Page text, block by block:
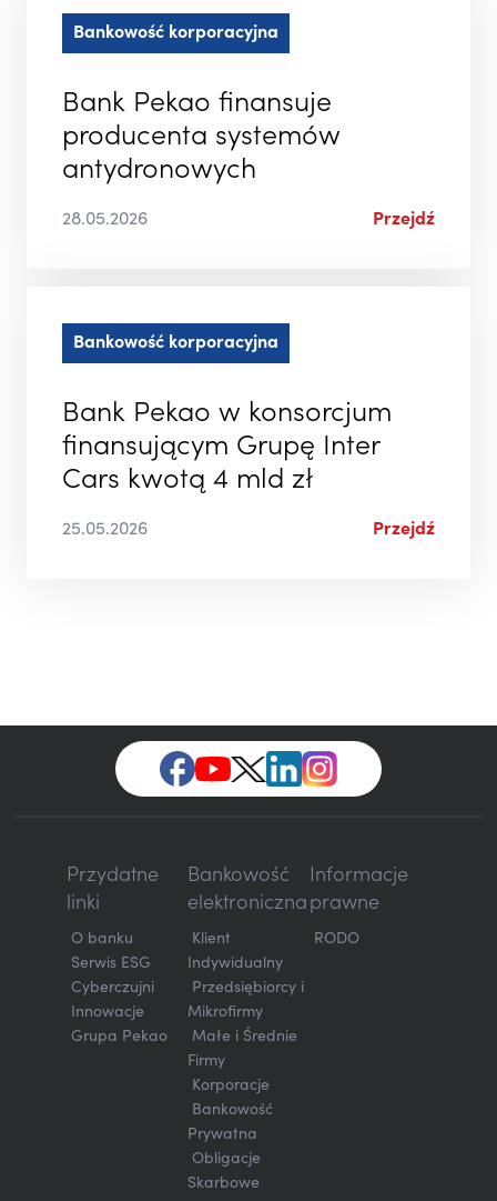
Bankowość korporacyjna
Bank Pekao finansuje
producenta systemów
antydronowych
28.05.2026 Przejdź
Bankowość korporacyjna
Bank Pekao w konsorcjum
finansującym Grupę Inter
Cars kwotą 4 mld zł
25.05.2026 Przejdź
Przydatne
linki
O banku
Serwis ESG
Cyberczujni
Innowacje
Grupa Pekao
Bankowość
elektroniczna
Klient
Indywidualny
Przedsiębiorcy i
Mikrofirmy
Małe i Średnie
Firmy
Korporacje
Bankowość
Prywatna
Obligacje
Skarbowe
Informacje
prawne
RODO